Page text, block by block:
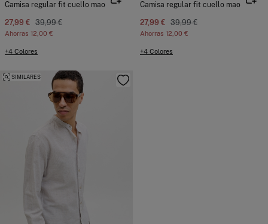
Camisa regular fit cuello mao
27,99 € 39,99 €
Ahorras 12,00 €
+4 Colores
Camisa regular fit cuello mao
27,99 € 39,99 €
Ahorras 12,00 €
+4 Colores
SIMILARES